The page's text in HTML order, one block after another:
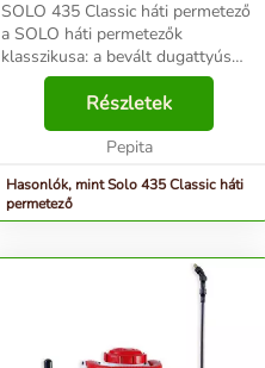
SOLO 435 Classic háti permetező
a SOLO háti permetezők
klasszikusa: a bevált dugattyús
szivattyúval ellátott gép
megbízhatóan juttatja ki a kertben
a növényvédőszert vagy
kártevőirtószert. A kevés kop...
Részletek
Pepita
Hasonlók, mint Solo 435 Classic háti
permetező